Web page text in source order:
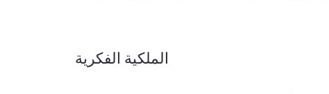
الملكية الفكرية